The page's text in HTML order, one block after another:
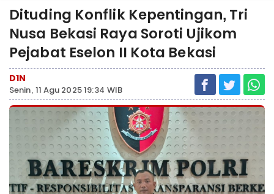
Dituding Konflik Kepentingan, Tri
Nusa Bekasi Raya Soroti Ujikom
Pejabat Eselon II Kota Bekasi
D1N
Senin, 11 Agu 2025 19:34 WIB